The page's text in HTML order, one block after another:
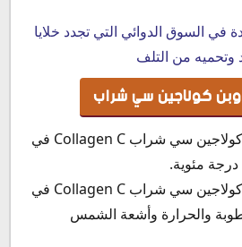
في السوق الدوائي التي تجدد خلايا
وتحميه من التلف
كولاجين سي شراب
روبن كولاجين سي شراب Collagen C في
روبن كولاجين سي شراب Collagen C في
والحرارة وأشعة الشمس